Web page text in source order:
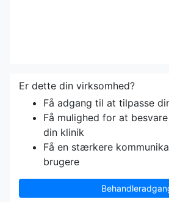
Er dette din virksomhed?
Få adgang til at tilpasse
Få mulighed for at
din klinik
Få en stærkere
brugere